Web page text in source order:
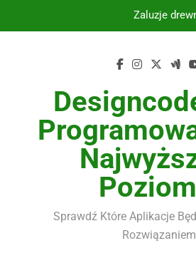
Żaluzje
Utylizacja
Żaluzje
Instalacje
Sprawdź Które Aplikacje
Rozwiązaniem